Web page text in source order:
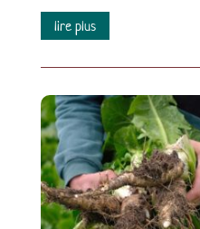
lire plus